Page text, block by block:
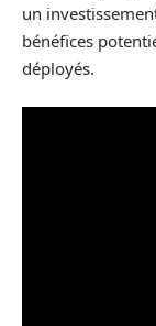
un
bénéfices
déployés.